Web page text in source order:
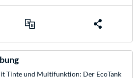
Tinte und Multifunktion: Der EcoTank